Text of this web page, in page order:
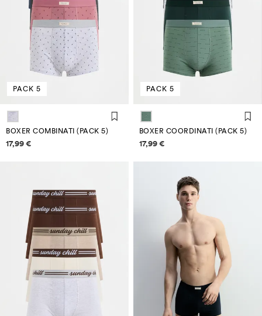
PACK 5
BOXER COMBINATI (PACK 5)
Informazioni sui prezzi
17,99 €
PACK 5
BOXER COORDINATI (PACK 5)
Informazioni sui prezzi
17,99 €